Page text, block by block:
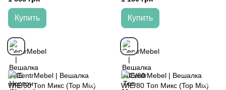
Купить Купить